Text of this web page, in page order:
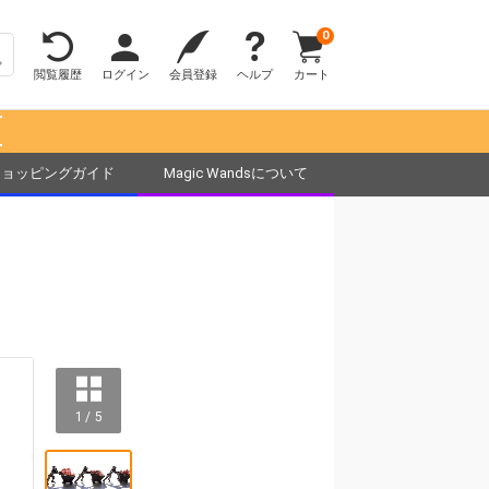
閲覧履歴 ログイン 会員登録 ヘルプ カート
0
ッピングガイド Magic Wandsについて
1 / 5